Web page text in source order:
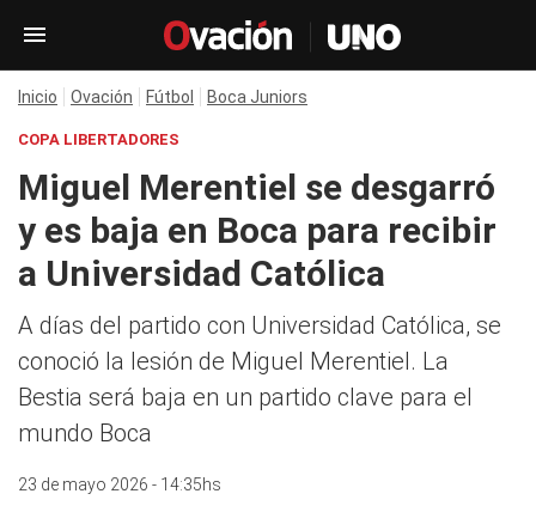
Inicio Ovación Fútbol Boca Juniors
COPA LIBERTADORES
Miguel Merentiel se desgarró
y es baja en Boca para recibir
a Universidad Católica
A días del partido con Universidad Católica, se
conoció la lesión de Miguel Merentiel. La
Bestia será baja en un partido clave para el
mundo Boca
23 de mayo 2026 - 14:35hs